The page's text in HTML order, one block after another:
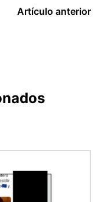
Artículo anterior